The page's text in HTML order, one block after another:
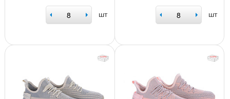
шт шт